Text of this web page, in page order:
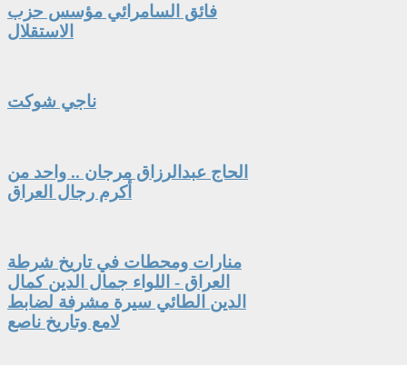
فائق السامرائي مؤسس حزب
الاستقلال
ناجي شوكت
الحاج عبدالرزاق مرجان .. واحد من
أكرم رجال العراق
منارات ومحطات في تاريخ شرطة
العراق - اللواء جمال الدين كمال
الدين الطائي سيرة مشرفة لضابط
لامع وتاريخ ناصع